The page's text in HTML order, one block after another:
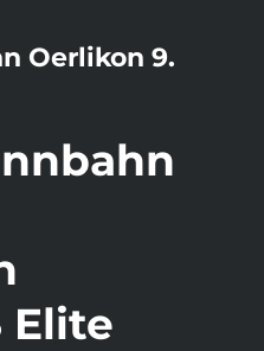
Oerlikon 9.
Elite